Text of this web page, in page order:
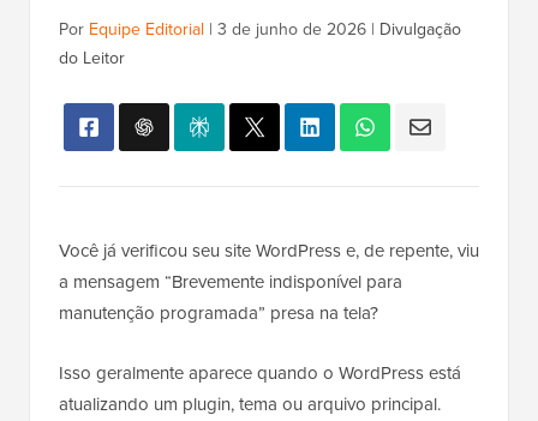
Por Equipe Editorial | 3 de junho de 2026 | Divulgação
do Leitor
Você já verificou seu site WordPress e, de repente, viu
a mensagem “Brevemente indisponível para
manutenção programada” presa na tela?
Isso geralmente aparece quando o WordPress está
atualizando um plugin, tema ou arquivo principal.